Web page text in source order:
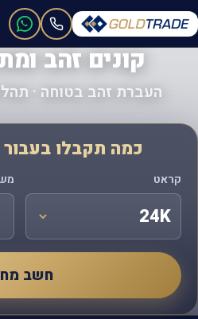
קונים זהב
העברת זהב בטוחה ·
כמה תקבלו
קראט
חשב